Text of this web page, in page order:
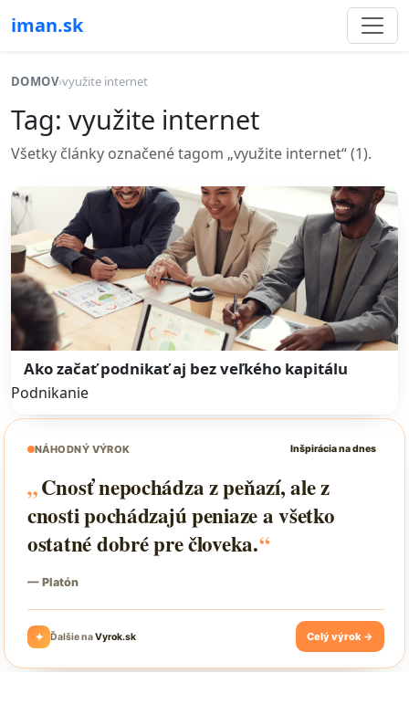
iman.sk
DOMOV›využite internet
Tag: využite internet
Všetky články označené tagom „využite internet“ (1).
Ako začať podnikať aj bez veľkého kapitálu
Podnikanie